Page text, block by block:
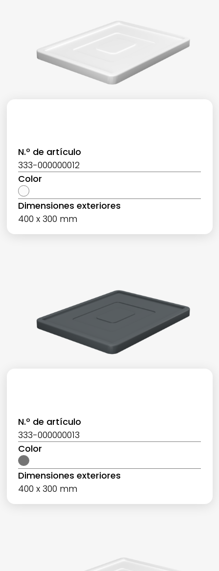
N.º de artículo
333-000000012
Color
Dimensiones exteriores
400 x 300 mm
N.º de artículo
333-000000013
Color
Dimensiones exteriores
400 x 300 mm